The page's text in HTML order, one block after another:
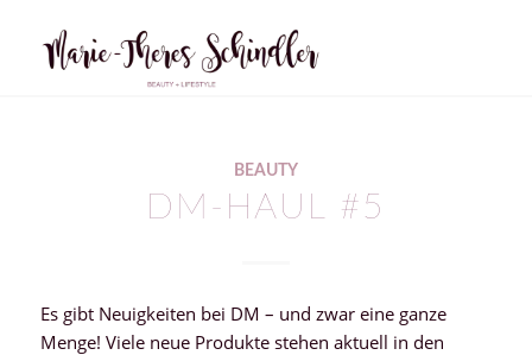
BEAUTY
DM-HAUL #5
Es gibt Neuigkeiten bei DM – und zwar eine ganze
Menge! Viele neue Produkte stehen aktuell in den